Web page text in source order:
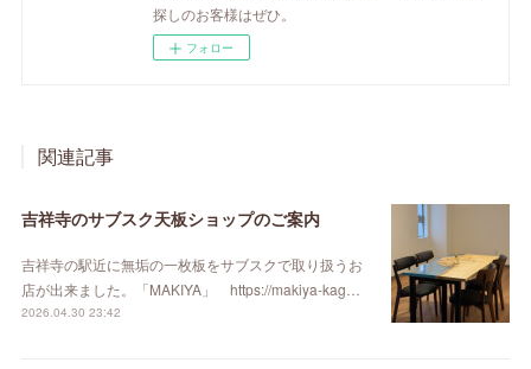
探しのお客様はぜひ。
フォロー
関連記事
吉祥寺のサブスク天板ショップのご案内
吉祥寺の駅近に無垢の一枚板をサブスクで取り扱うお
店が出来ました。「MAKIYA」 https://makiya-kag…
2026.04.30 23:42